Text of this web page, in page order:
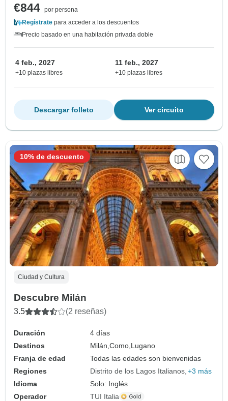
€844 por persona
Regístrate para acceder a los descuentos
Precio basado en una habitación privada doble
4 feb., 2027
+10 plazas libres
11 feb., 2027
+10 plazas libres
Ver circuito
Descargar folleto
Ciudad y Cultura
Descubre Milán
3.5 (2 reseñas)
Duración
4 días
Destinos
Milán,Como, Lugano
Franja de edad
Todas las edades son bienvenidas
Regiones
Distrito de los Lagos Italianos +3 más
Idioma
Solo: Inglés
Operador
TUI Italia
10% de descuento